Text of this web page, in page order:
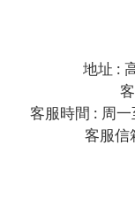
地址 :
客服時間 : 周
客服